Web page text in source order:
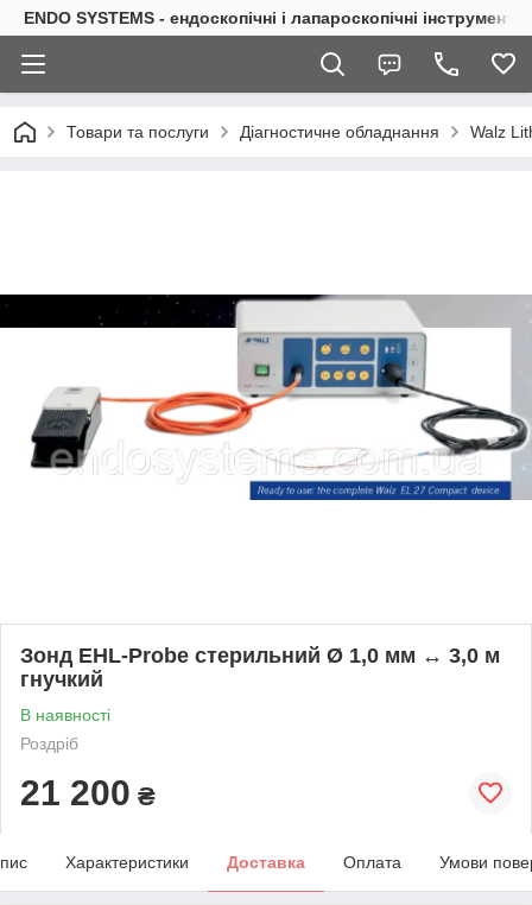
ENDO SYSTEMS - ендоскопічні і лапароскопічні інструменти
Товари та послуги Діагностичне обладнання Walz
Зонд EHL-Probe стерильний Ø 1,0 мм ↔ 3,0 м
гнучкий
В наявності
Роздріб
21 200 ₴
Характеристики Доставка Оплата Умови